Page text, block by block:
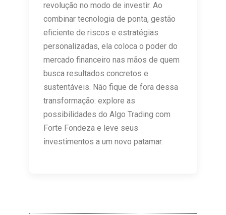
revolução no modo de investir. Ao
combinar tecnologia de ponta, gestão
eficiente de riscos e estratégias
personalizadas, ela coloca o poder do
mercado financeiro nas mãos de quem
busca resultados concretos e
sustentáveis. Não fique de fora dessa
transformação: explore as
possibilidades do Algo Trading com
Forte Fondeza e leve seus
investimentos a um novo patamar.